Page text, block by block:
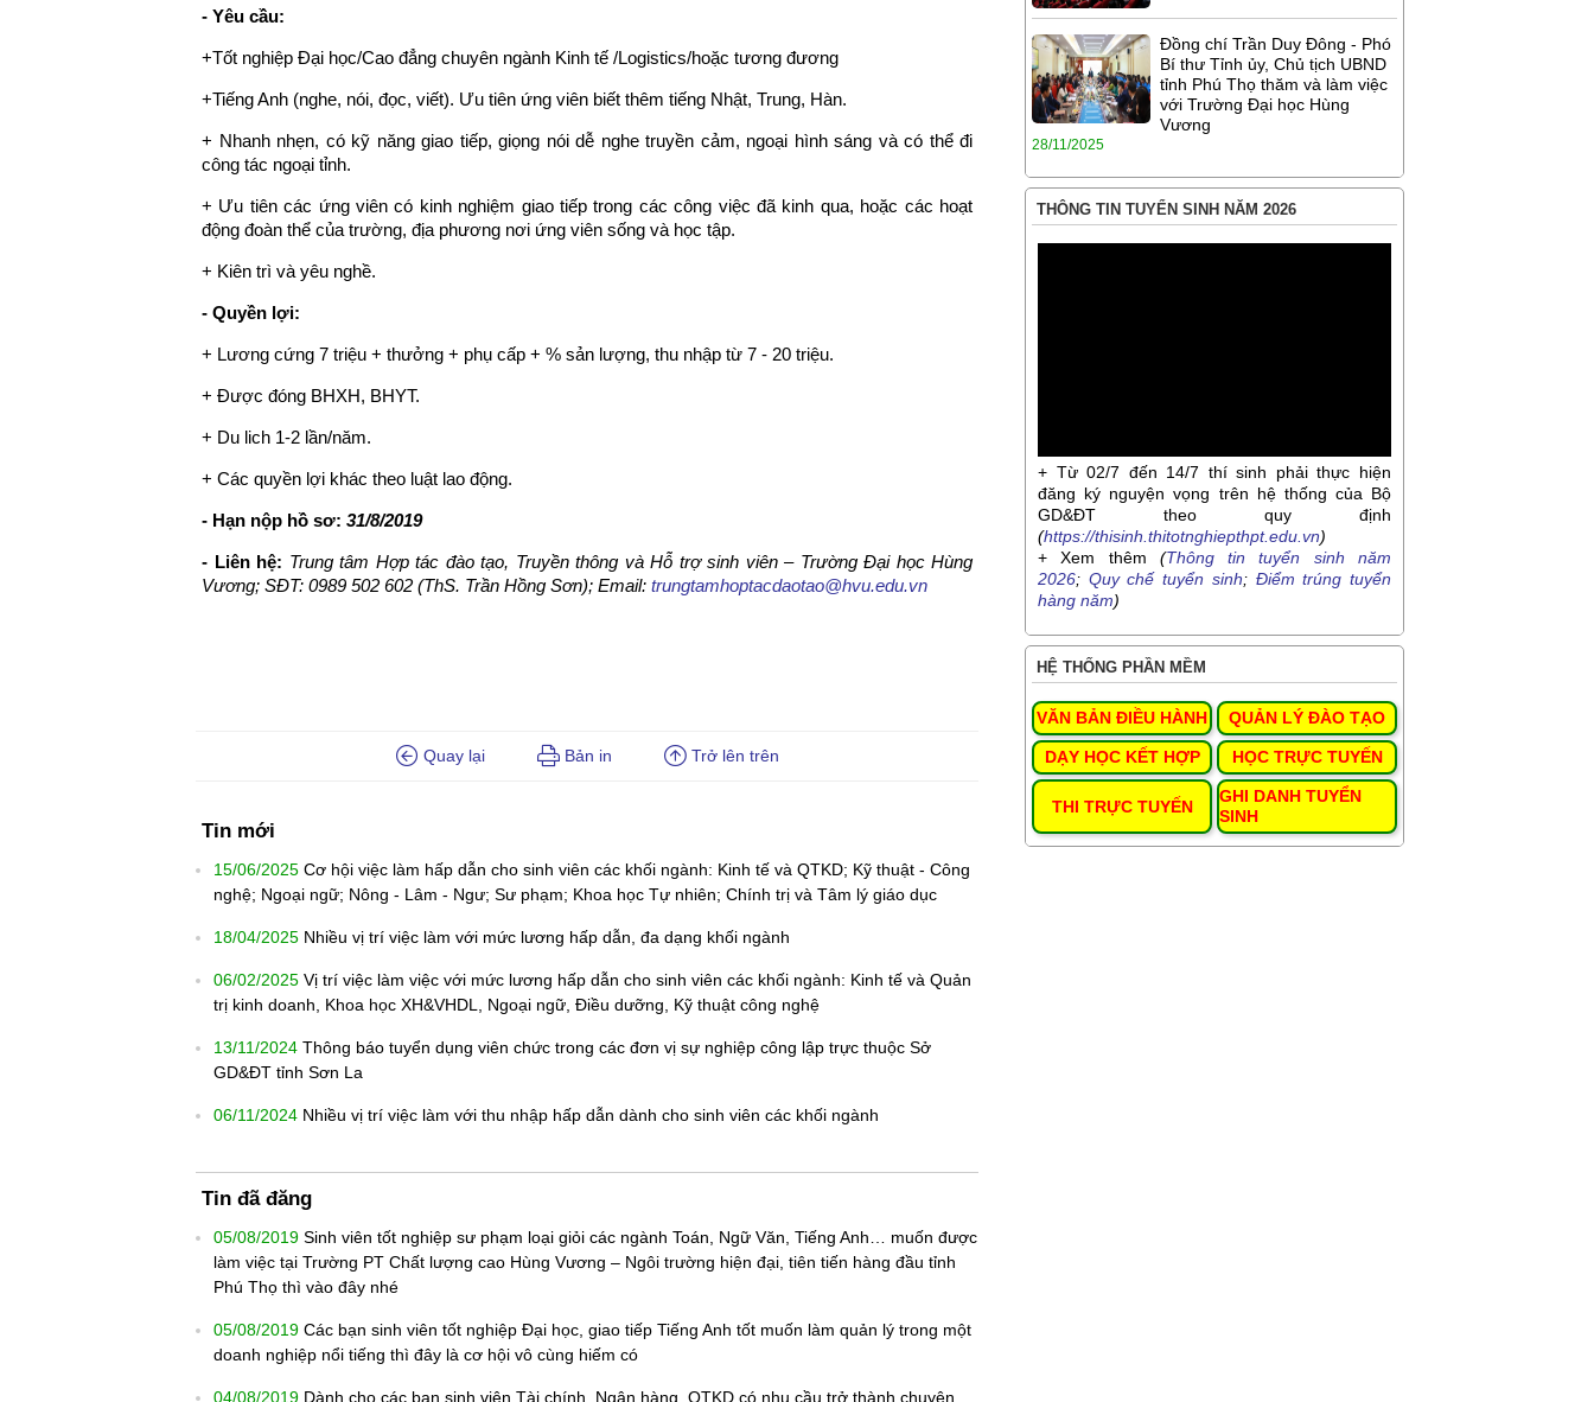
- Yêu cầu:
+Tốt nghiệp Đại học/Cao đẳng chuyên ngành Kinh tế /Logistics/hoặc tương đương
+Tiếng Anh (nghe, nói, đọc, viết). Ưu tiên ứng viên biết thêm tiếng Nhật, Trung, Hàn.
+ Nhanh nhẹn, có kỹ năng giao tiếp, giọng nói dễ nghe truyền cảm, ngoại hình sáng và có thể đi
công tác ngoại tỉnh.
+ Ưu tiên các ứng viên có kinh nghiệm giao tiếp trong các công việc đã kinh qua, hoặc các hoạt
động đoàn thể của trường, địa phương nơi ứng viên sống và học tập.
+ Kiên trì và yêu nghề.
- Quyền lợi:
+ Lương cứng 7 triệu + thưởng + phụ cấp + % sản lượng, thu nhập từ 7 - 20 triệu.
+ Được đóng BHXH, BHYT.
+ Du lich 1-2 lần/năm.
+ Các quyền lợi khác theo luật lao động.
- Hạn nộp hồ sơ: 31/8/2019
- Liên hệ: Trung tâm Hợp tác đào tạo, Truyền thông và Hỗ trợ sinh viên – Trường Đại học Hùng
Vương; SĐT: 0989 502 602 (ThS. Trần Hồng Sơn); Email: trungtamhoptacdaotao@hvu.edu.vn
Quay lại Bản in Trở lên trên
Tin mới
15/06/2025 Cơ hội việc làm hấp dẫn cho sinh viên các khối ngành: Kinh tế và QTKD; Kỹ thuật - Công
nghệ; Ngoại ngữ; Nông - Lâm - Ngư; Sư phạm; Khoa học Tự nhiên; Chính trị và Tâm lý giáo dục
18/04/2025 Nhiều vị trí việc làm với mức lương hấp dẫn, đa dạng khối ngành
06/02/2025 Vị trí việc làm việc với mức lương hấp dẫn cho sinh viên các khối ngành: Kinh tế và Quản
trị kinh doanh, Khoa học XH&VHDL, Ngoại ngữ, Điều dưỡng, Kỹ thuật công nghệ
13/11/2024 Thông báo tuyển dụng viên chức trong các đơn vị sự nghiệp công lập trực thuộc Sở
GD&ĐT tỉnh Sơn La
06/11/2024 Nhiều vị trí việc làm với thu nhập hấp dẫn dành cho sinh viên các khối ngành
Tin đã đăng
05/08/2019 Sinh viên tốt nghiệp sư phạm loại giỏi các ngành Toán, Ngữ Văn, Tiếng Anh… muốn được
làm việc tại Trường PT Chất lượng cao Hùng Vương – Ngôi trường hiện đại, tiên tiến hàng đầu tỉnh
Phú Thọ thì vào đây nhé
05/08/2019 Các bạn sinh viên tốt nghiệp Đại học, giao tiếp Tiếng Anh tốt muốn làm quản lý trong một
doanh nghiệp nổi tiếng thì đây là cơ hội vô cùng hiếm có
04/08/2019 Dành cho các bạn sinh viên Tài chính, Ngân hàng, QTKD có nhu cầu trở thành chuyên
Đồng chí Trần Duy Đông - Phó
Bí thư Tỉnh ủy, Chủ tịch UBND
tỉnh Phú Thọ thăm và làm việc
với Trường Đại học Hùng
Vương
28/11/2025
THÔNG TIN TUYỂN SINH NĂM 2026
+ Từ 02/7 đến 14/7 thí sinh phải thực hiện
đăng ký nguyện vọng trên hệ thống của Bộ
GD&ĐT theo quy định
(https://thisinh.thitotnghiepthpt.edu.vn)
+ Xem thêm (Thông tin tuyển sinh năm
2026; Quy chế tuyển sinh; Điểm trúng tuyển
hàng năm)
HỆ THỐNG PHẦN MỀM
VĂN BẢN ĐIỀU HÀNH QUẢN LÝ ĐÀO TẠO
DẠY HỌC KẾT HỢP HỌC TRỰC TUYẾN
THI TRỰC TUYẾN
GHI DANH TUYỂN
SINH